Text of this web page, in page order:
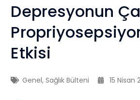
Depresyonun
Etkisi
Genel,Sağlık Bülteni 15 Nisan